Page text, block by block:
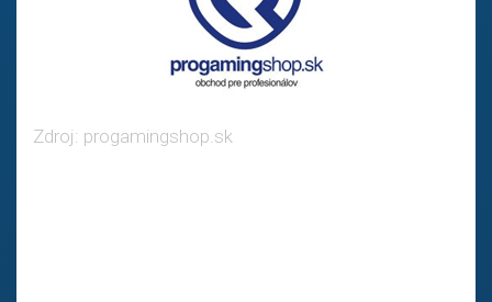
Zdroj: progamingshop.sk